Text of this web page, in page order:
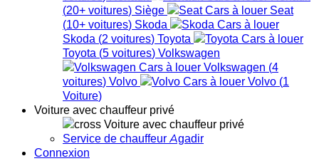
(20+ voitures) Siège
Seat
(10+ voitures) Skoda
Skoda (2 voitures) Toyota
Toyota (5 voitures) Volkswagen
Volkswagen (4
voitures) Volvo Volvo (1
Voiture)
Voiture avec chauffeur privé
Voiture avec chauffeur privé
Service de chauffeur Agadir
Connexion